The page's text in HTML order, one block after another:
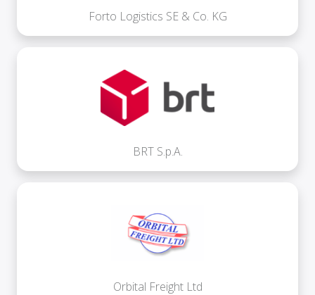
Forto Logistics SE & Co. KG
BRT S.p.A.
Orbital Freight Ltd